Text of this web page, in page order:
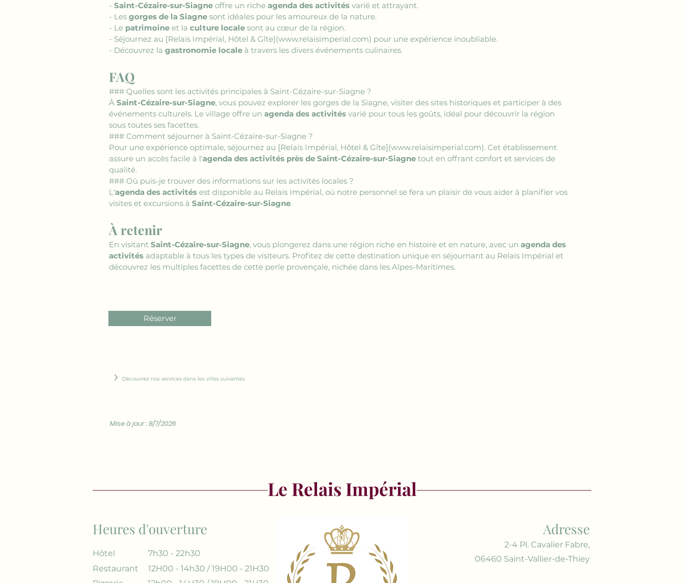
- Saint-Cézaire-sur-Siagne offre un riche agenda des activités varié et attrayant.
- Les gorges de la Siagne sont idéales pour les amoureux de la nature.
- Le patrimoine et la culture locale sont au cœur de la région.
- Séjournez au [Relais Impérial, Hôtel & Gîte](www.relaisimperial.com) pour une expérience inoubliable.
- Découvrez la gastronomie locale à travers les divers événements culinaires.
FAQ
### Quelles sont les activités principales à Saint-Cézaire-sur-Siagne ?
À Saint-Cézaire-sur-Siagne, vous pouvez explorer les gorges de la Siagne, visiter des sites historiques et participer à des
événements culturels. Le village offre un agenda des activités varié pour tous les goûts, idéal pour découvrir la région
sous toutes ses facettes.
### Comment séjourner à Saint-Cézaire-sur-Siagne ?
Pour une expérience optimale, séjournez au [Relais Impérial, Hôtel & Gîte](www.relaisimperial.com). Cet établissement
assure un accès facile à l'agenda des activités près de Saint-Cézaire-sur-Siagne tout en offrant confort et services de
qualité.
### Où puis-je trouver des informations sur les activités locales ?
L'agenda des activités est disponible au Relais Impérial, où notre personnel se fera un plaisir de vous aider à planifier vos
visites et excursions à Saint-Cézaire-sur-Siagne.
À retenir
En visitant Saint-Cézaire-sur-Siagne, vous plongerez dans une région riche en histoire et en nature, avec un agenda des
activités adaptable à tous les types de visiteurs. Profitez de cette destination unique en séjournant au Relais Impérial et
découvrez les multiples facettes de cette perle provençale, nichée dans les Alpes-Maritimes.
Réserver
Découvrez nos services dans les villes suivantes
Mise à jour : 8/7/2026
Le Relais Impérial
Heures d'ouverture
Hôtel
7h30 - 22h30
Restaurant
12H00 - 14h30 / 19H00 - 21H30
Adresse
2-4 Pl. Cavalier Fabre,
06460 Saint-Vallier-de-Thiey